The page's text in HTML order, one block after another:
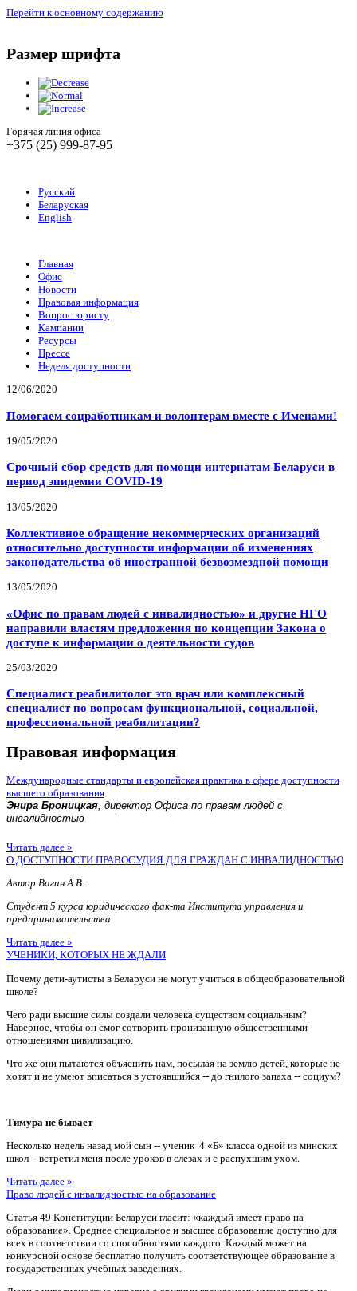
Перейти к основному содержанию
Размер шрифта
Горячая линия офиса
+375 (25) 999-87-95
Русский
Беларуская
English
Главная
Офис
Новости
Правовая информация
Вопрос юристу
Кампании
Ресурсы
Прессе
Неделя доступности
12/06/2020
Помогаем соцработникам и волонтерам вместе с Именами!
19/05/2020
Срочный сбор средств для помощи интернатам Беларуси в
период эпидемии COVID-19
13/05/2020
Коллективное обращение некоммерческих организаций
относительно доступности информации об изменениях
законодательства об иностранной безвозмездной помощи
13/05/2020
«Офис по правам людей с инвалидностью» и другие НГО
направили властям предложения по концепции Закона о
доступе к информации о деятельности судов
25/03/2020
Специалист реабилитолог это врач или комплексный
специалист по вопросам функциональной, социальной,
профессиональной реабилитации?
Правовая информация
Международные стандарты и европейская практика в сфере доступности
высшего образования
Энира Броницкая, директор Офиса по правам людей с
инвалидностью
Читать далее »
О ДОСТУПНОСТИ ПРАВОСУДИЯ ДЛЯ ГРАЖДАН С ИНВАЛИДНОСТЬЮ
Автор Вагин А.В.
Студент 5 курса юридического фак-та Института управления и
предпринимательства
Читать далее »
УЧЕНИКИ, КОТОРЫХ НЕ ЖДАЛИ
Почему дети-аутисты в Беларуси не могут учиться в общеобразовательной
школе?
Чего ради высшие силы создали человека существом социальным?
Наверное, чтобы он смог сотворить пронизанную общественными
отношениями цивилизацию.
Что же они пытаются объяснить нам, посылая на землю детей, которые не
хотят и не умеют вписаться в устоявшийся -- до гнилого запаха -- социум?
Тимура не бывает
Несколько недель назад мой сын -- ученик 4 «Б» класса одной из минских
школ – встретил меня после уроков в слезах и с распухшим ухом.
Читать далее »
Право людей с инвалидностью на образование
Статья 49 Конституции Беларуси гласит: «каждый имеет право на
образование». Среднее специальное и высшее образование доступно для
всех в соответствии со способностями каждого. Каждый может на
конкурсной основе бесплатно получить соответствующее образование в
государственных учебных заведениях.